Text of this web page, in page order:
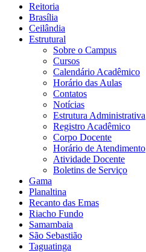
Reitoria
Brasília
Ceilândia
Estrutural
Sobre o Campus
Cursos
Calendário Acadêmico
Horário das Aulas
Contatos
Notícias
Estrutura Administrativa
Registro Acadêmico
Corpo Docente
Horário de Atendimento
Atividade Docente
Boletins de Serviço
Gama
Planaltina
Recanto das Emas
Riacho Fundo
Samambaia
São Sebastião
Taguatinga